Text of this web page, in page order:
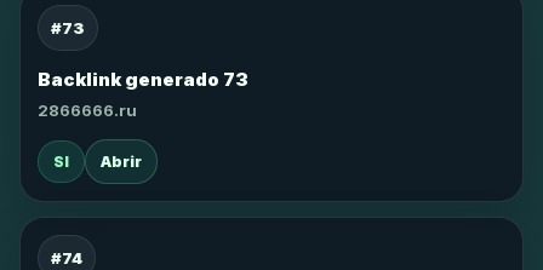
#73
Backlink generado 73
2866666.ru
SI Abrir
#74